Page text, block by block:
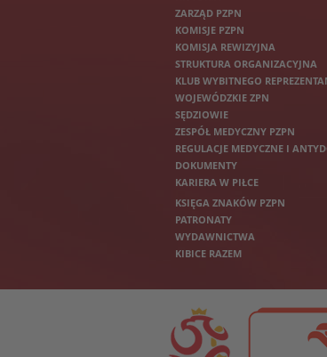
ZARZĄD PZPN
KOMISJE PZPN
KOMISJA REWIZYJNA
STRUKTURA ORGANIZACYJNA
KLUB WYBITNEGO
WOJEWÓDZKIE ZPN
SĘDZIOWIE
ZESPÓŁ MEDYCZNY PZPN
REGULACJE MEDYCZNE I
DOKUMENTY
KARIERA W PIŁCE
KSIĘGA ZNAKÓW PZPN
PATRONATY
WYDAWNICTWA
KIBICE RAZEM